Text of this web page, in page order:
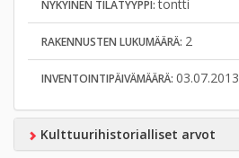
NYKYINEN TILATYYPPI:tontti
RAKENNUSTEN LUKUMÄÄRÄ: 2
INVENTOINTIPÄIVÄMÄÄRÄ: 03.07.2013
Kulttuurihistorialliset arvot